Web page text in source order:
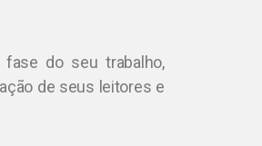
do seu trabalho,
de seus leitores e